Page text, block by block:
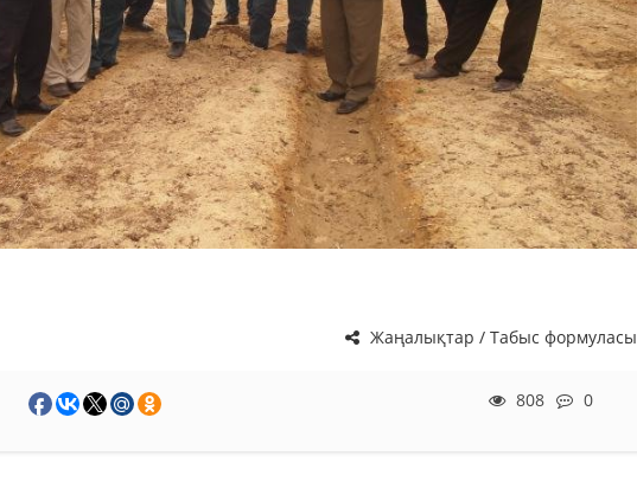
Жаңалықтар / Табыс формуласы
808 0